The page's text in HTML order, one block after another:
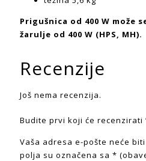
Prigušnica od 400 W može
žarulje od 400 W (HPS, MH).
Recenzije
Još nema recenzija.
Budite prvi koji će recenzirati
Vaša adresa e-pošte neće
polja su označena sa *